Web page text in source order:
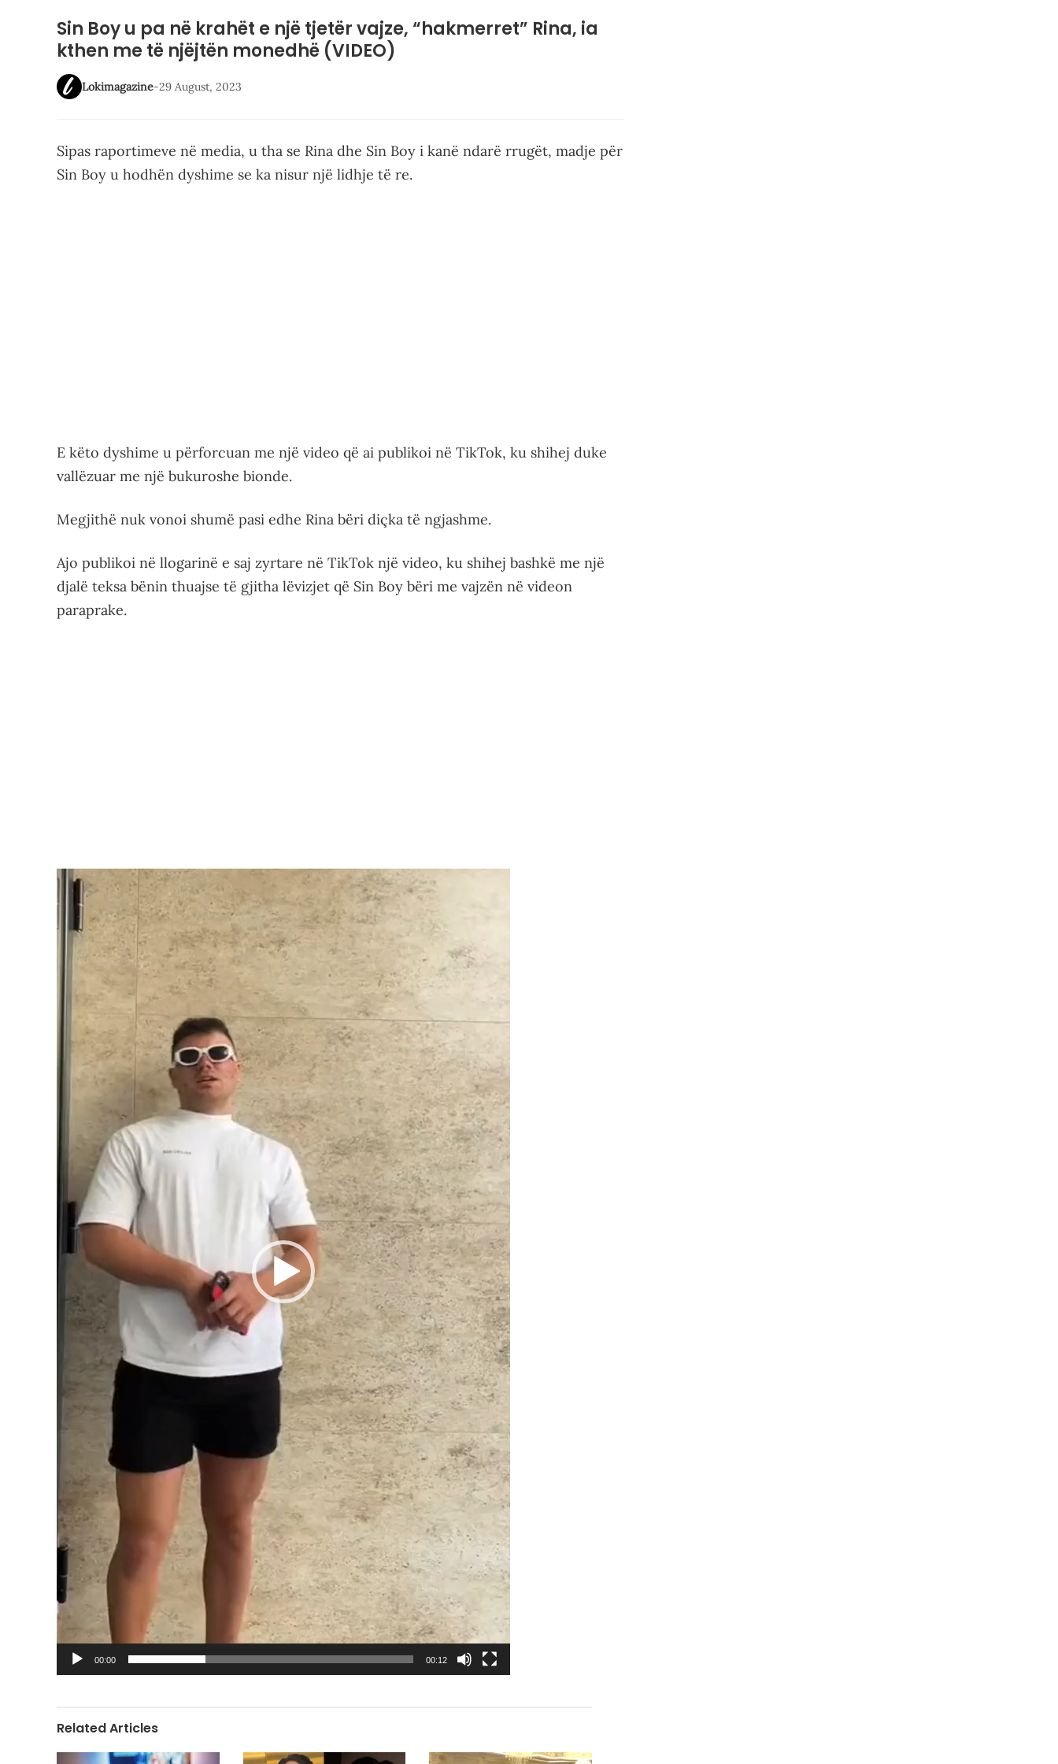
Sin Boy u pa në krahët e një tjetër vajze, “hakmerret” Rina, ia
kthen me të njëjtën monedhë (VIDEO)
Lokimagazine-29 August, 2023
Sipas raportimeve në media, u tha se Rina dhe Sin Boy i kanë ndarë rrugët, madje për
Sin Boy u hodhën dyshime se ka nisur një lidhje të re.
E këto dyshime u përforcuan me një video që ai publikoi në TikTok, ku shihej duke
vallëzuar me një bukuroshe bionde.
Megjithë nuk vonoi shumë pasi edhe Rina bëri diçka të ngjashme.
Ajo publikoi në llogarinë e saj zyrtare në TikTok një video, ku shihej bashkë me një
djalë teksa bënin thuajse të gjitha lëvizjet që Sin Boy bëri me vajzën në videon
paraprake.
Video
Player
00:00 00:12
Related Articles